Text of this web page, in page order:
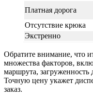
Платная дорога
Отсутствие крюка
Экстренно
Обратите внимание, что
множества факторов,
маршрута, загруженность
Точную цену укажет
заказ.